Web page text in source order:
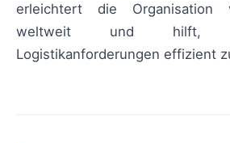
erleichtert die Organisation
weltweit und hilft,
Logistikanforderungen effizient